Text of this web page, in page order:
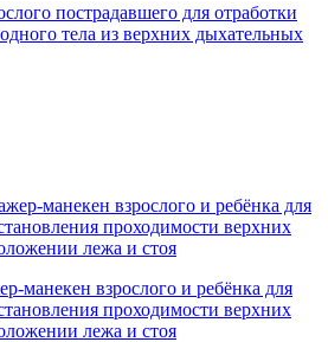
пострадавшего для отработки
тела из верхних дыхательных
манекен взрослого и ребёнка для
проходимости верхних
лежа и стоя